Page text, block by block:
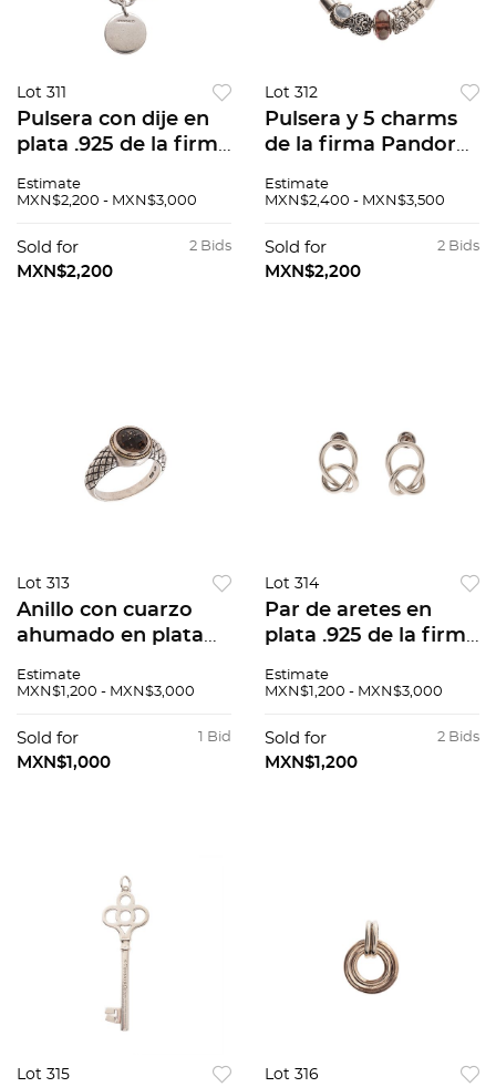
Lot 311
Pulsera con dije en
plata .925 de la firma
35.3 g.
Estimate
MXN$2,200 - MXN$3,000
2 Bids
Sold for
MXN$2,200
Lot 312
Pulsera y 5 charms
de la firma Pandora.
Estimate
MXN$2,400 - MXN$3,500
2 Bids
Sold for
MXN$2,200
Lot 313
Anillo con cuarzo
ahumado en plata
de 18k. Talla: 6 1/2.
Estimate
MXN$1,200 - MXN$3,000
1 Bid
Sold for
MXN$1,000
Lot 314
Par de aretes en
plata .925 de la firma
Estimate
MXN$1,200 - MXN$3,000
2 Bids
Sold for
MXN$1,200
Lot 315 Lot 316